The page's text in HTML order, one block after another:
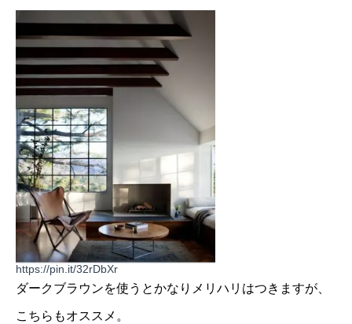
https://pin.it/32rDbXr
ダークブラウンを使うとかなりメリハリはつきますが、
こちらもオススメ。